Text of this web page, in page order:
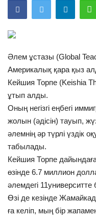
Биология
Ғарыш
Байланыс
Жаңалықтар
Химия
Математика
Тіл
Әлем ұстазы (Global
Америкалық қара қыз
Кейшия Торпе (Keishia
ұтып алды.
Оның негізгі еңбегі
жолын (әдісін) тауып,
әлемнің әр түрлі үздік
табылады.
Кейшия Торпе
өзінде 6.7 миллион
әлемдегі 11университте
Өзі де кезінде
ға келіп, мың бір